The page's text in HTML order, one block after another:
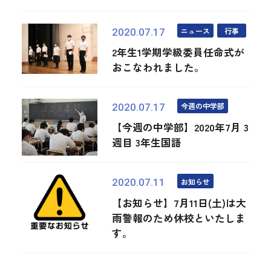
2020.07.17 ニュース 行事
2年生1学期学級委員任命式が
おこなわれました。
2020.07.17 今週の中学部
【今週の中学部】2020年7月 3
週目 3年生国語
2020.07.11 お知らせ
【お知らせ】7月11日(土)は大
雨警報のため休校といたしま
す。